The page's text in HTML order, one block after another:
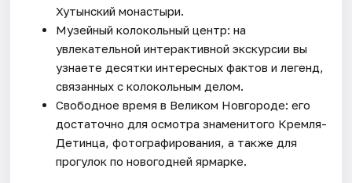
Хутынский монастыри.
Музейный колокольный центр: на
увлекательной интерактивной экскурсии вы
узнаете десятки интересных фактов и легенд,
связанных с колокольным делом.
Свободное время в Великом Новгороде: его
достаточно для осмотра знаменитого Кремля-
Детинца, фотографирования, а также для
прогулок по новогодней ярмарке.